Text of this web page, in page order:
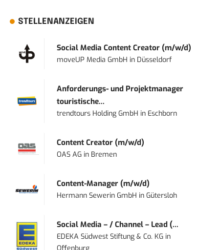
STELLENANZEIGEN
Social Media Content Creator (m/w/d)
moveUP Media GmbH in Düsseldorf
Anforderungs- und Projektmanager
touristische...
trendtours Holding GmbH in Eschborn
Content Creator (m/w/d)
OAS AG in Bremen
Content-Manager (m/w/d)
Hermann Sewerin GmbH inGütersloh
Social Media – / Channel – Lead (...
EDEKA Südwest Stiftung & Co. KG in